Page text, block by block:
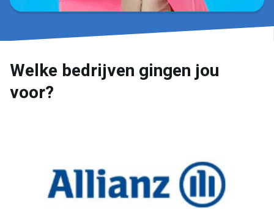
Welke bedrijven gingen jou
voor?